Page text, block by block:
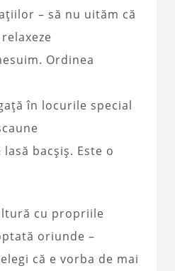
– să nu uităm că
Ordinea
în locurile special
bacșiș. Este o
cu propriile
oriunde –
că e vorba de mai